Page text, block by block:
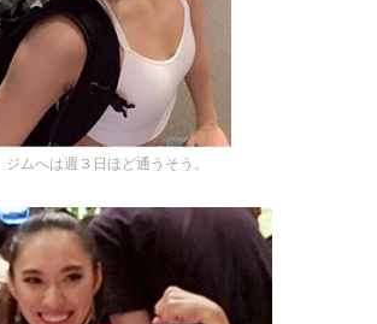
ジムへは週３日ほど通うそう。